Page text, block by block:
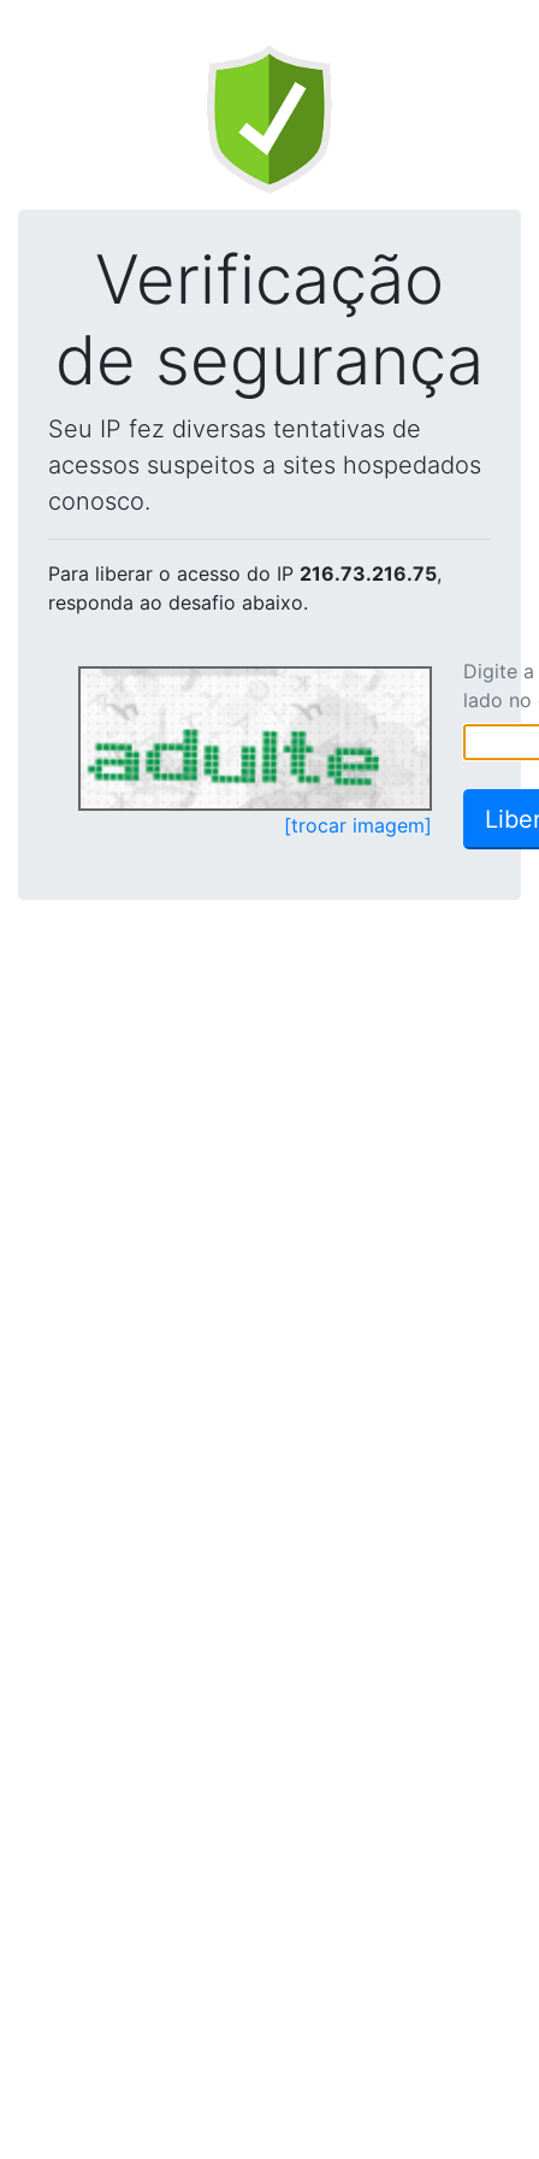
Verificação
de segurança
Seu IP fez diversas tentativas de
acessos suspeitos a sites hospedados
conosco.
Para liberar o acesso do IP 216.73.216.75,
responda ao desafio abaixo.
[trocar imagem]
Digite
lado no